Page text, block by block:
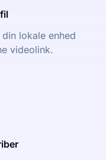
lokale enhed
videolink.